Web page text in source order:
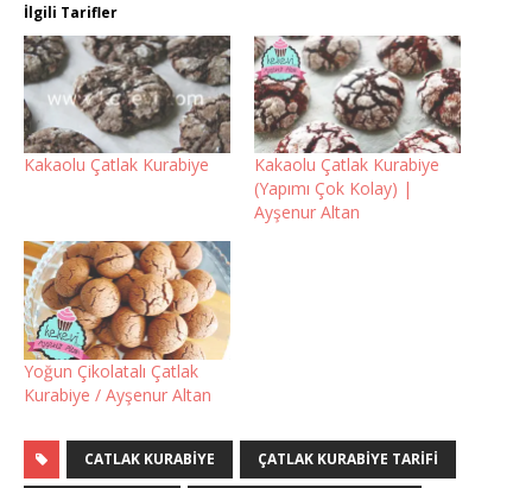
İlgili Tarifler
Kakaolu Çatlak Kurabiye
Kakaolu Çatlak Kurabiye
(Yapımı Çok Kolay) |
Ayşenur Altan
Yoğun Çikolatalı Çatlak
Kurabiye / Ayşenur Altan
CATLAK KURABIYE ÇATLAK KURABIYE TARIFI